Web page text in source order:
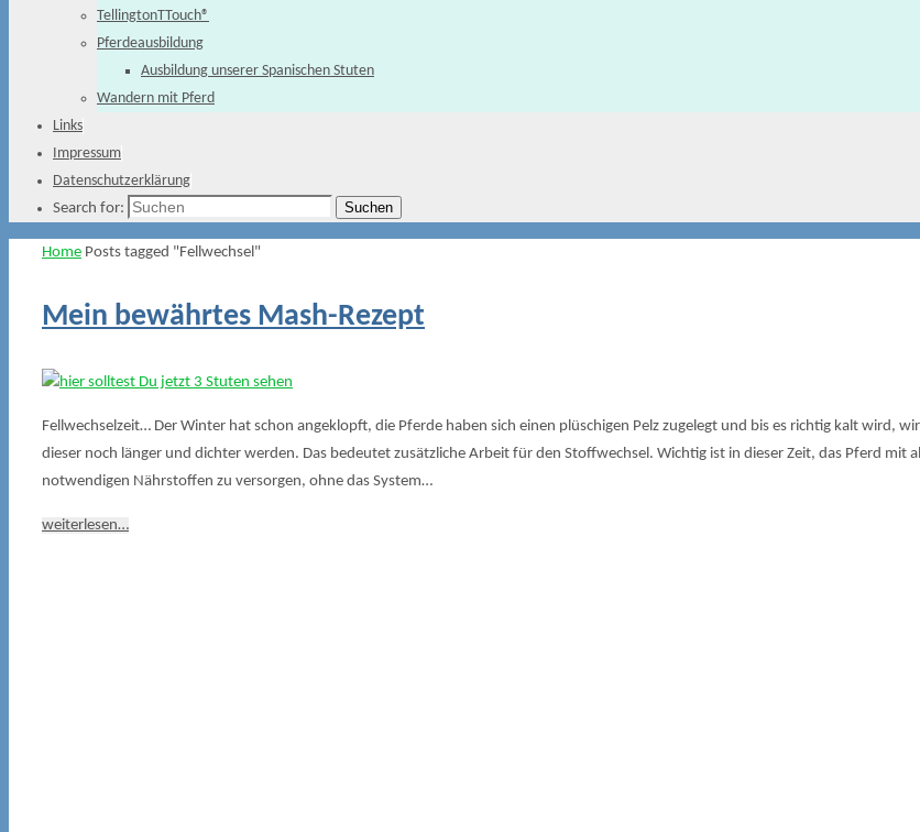
TellingtonTTouch®
Pferdeausbildung
Ausbildung unserer Spanischen Stuten
Wandern mit Pferd
Links
Impressum
Datenschutzerklärung
Search for:
Suchen
Home Posts tagged "Fellwechsel"
Mein bewährtes Mash-Rezept
Fellwechselzeit… Der Winter hat schon angeklopft, die Pferde haben sich einen plüschigen Pelz zugelegt und bis es richtig kalt wird,
dieser noch länger und dichter werden. Das bedeutet zusätzliche Arbeit für den Stoffwechsel. Wichtig ist in dieser Zeit, das Pferd mit
notwendigen Nährstoffen zu versorgen, ohne das System…
weiterlesen…